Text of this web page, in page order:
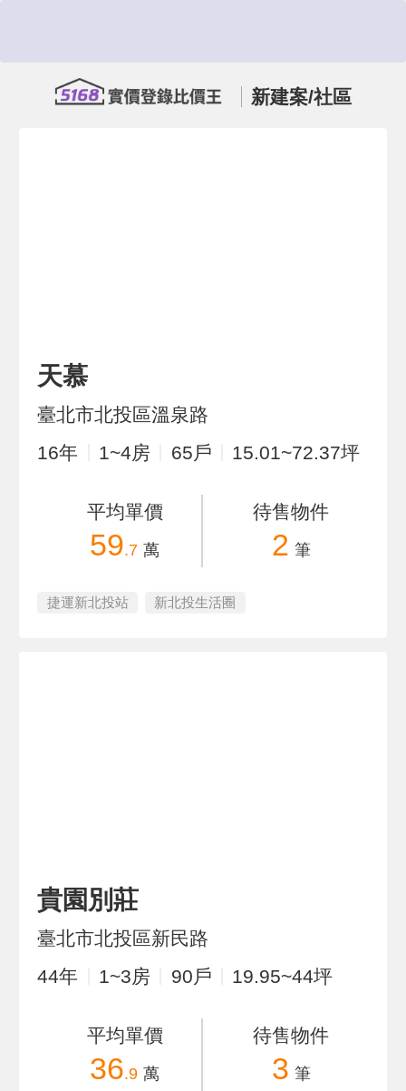
新建案/社區
天慕
臺北市北投區溫泉路
16年 1~4房 65戶 15.01~72.37坪
平均單價
59.7 萬
待售物件
2 筆
捷運新北投站 新北投生活圈
貴園別莊
臺北市北投區新民路
44年 1~3房 90戶 19.95~44坪
平均單價
36.9 萬
待售物件
3 筆